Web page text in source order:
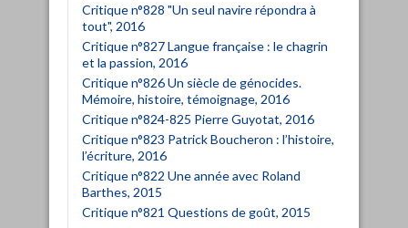
Critique n°828 "Un seul navire répondra à
tout", 2016
Critique n°827 Langue française : le chagrin
et la passion, 2016
Critique n°826 Un siècle de génocides.
Mémoire, histoire, témoignage, 2016
Critique n°824-825 Pierre Guyotat, 2016
Critique n°823 Patrick Boucheron : l’histoire,
l’écriture, 2016
Critique n°822 Une année avec Roland
Barthes, 2015
Critique n°821 Questions de goût, 2015